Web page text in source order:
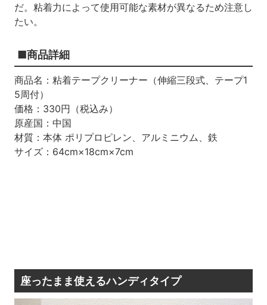
だ。粘着力によって使用可能な素材が異なるため注意し
たい。
■商品詳細
商品名：粘着テープクリーナー（伸縮三段式、テープ1
5周付）
価格： 330円（税込み）
原産国：中国
材質：本体 ポリプロピレン、アルミニウム、鉄
サイズ： 64cm×18cm×7cm
座ったまま使えるハンディタイプ